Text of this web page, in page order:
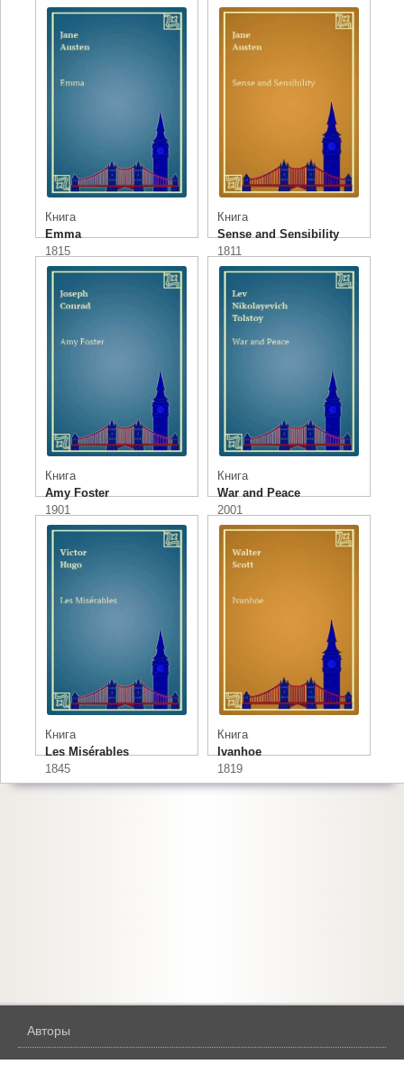
Книга
Emma
1815
Книга
Sense and Sensibility
1811
Книга
Amy Foster
1901
Книга
War and Peace
2001
Книга
Les Misérables
1845
Книга
Ivanhoe
1819
Авторы